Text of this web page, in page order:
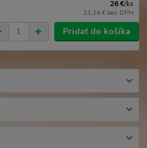
26 €/ks
21,14 € bez DPH
Pridať do košíka